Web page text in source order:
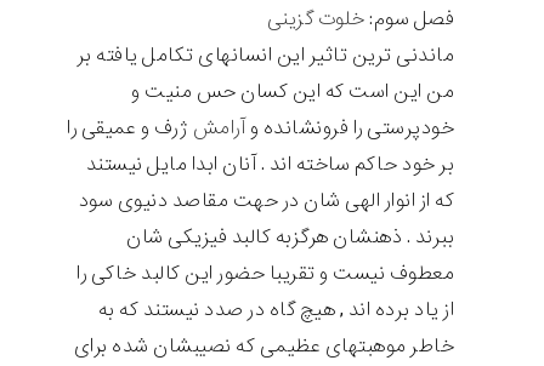
فصل سوم:خلوت گزینی
ماندنی ترین تاثیر این انسانهای تکامل یافته بر
من این است که این کسان حس منیت و
خودپرستی را فرونشانده وآرامش ژرف و عمیقی را
بر خود حاکم ساخته اند . آنان ابدا مایل نیستند
که از انوار الهی شان در حهت مقاصد دنیوی سود
ببرند . ذهنشان هرگزبه کالبد فیزیکی شان
معطوف نیست و تقریبا حضور این کالبد خاکی را
از یاد برده اند , هیچ گاه در صدد نیستند که به
خاطر موهبتهای عظیمی که نصیبشان شده برای